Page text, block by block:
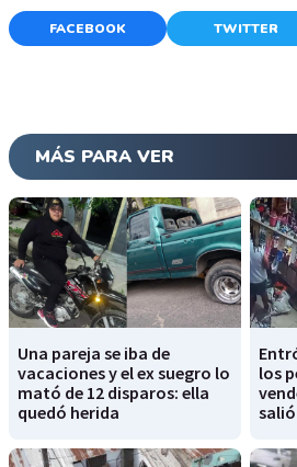
FACEBOOK TWITTER
MÁS PARA VER
Una pareja se iba de
vacaciones y el ex suegro lo
mató de 12 disparos: ella
quedó herida
los